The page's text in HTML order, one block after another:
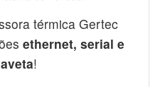
térmica Gertec
ethernet, serial e
!